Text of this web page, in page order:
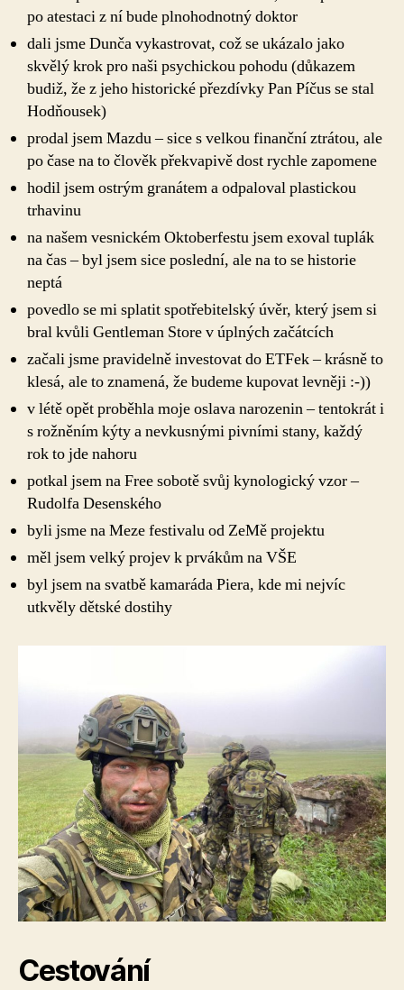
po atestaci z ní bude plnohodnotný doktor
dali jsme Dunča vykastrovat, což se ukázalo jako
skvělý krok pro naši psychickou pohodu (důkazem
budiž, že z jeho historické přezdívky Pan Píčus se stal
Hodňousek)
prodal jsem Mazdu – sice s velkou finanční ztrátou, ale
po čase na to člověk překvapivě dost rychle zapomene
hodil jsem ostrým granátem a odpaloval plastickou
trhavinu
na našem vesnickém Oktoberfestu jsem exoval tuplák
na čas – byl jsem sice poslední, ale na to se historie
neptá
povedlo se mi splatit spotřebitelský úvěr, který jsem si
bral kvůli Gentleman Store v úplných začátcích
začali jsme pravidelně investovat do ETFek – krásně to
klesá, ale to znamená, že budeme kupovat levněji :-))
v létě opět proběhla moje oslava narozenin – tentokrát i
s rožněním kýty a nevkusnými pivními stany, každý
rok to jde nahoru
potkal jsem na Free sobotě svůj kynologický vzor –
Rudolfa Desenského
byli jsme na Meze festivalu od ZeMě projektu
měl jsem velký projev k prvákům na VŠE
byl jsem na svatbě kamaráda Piera, kde mi nejvíc
utkvěly dětské dostihy
Cestování